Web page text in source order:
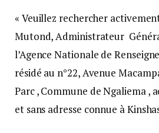
« Veuillez rechercher
Mutond, Administrateur
l’Agence Nationale de
résidé au n°22, Avenue
Parc , Commune de Ngaliema ,
et sans adresse connue à